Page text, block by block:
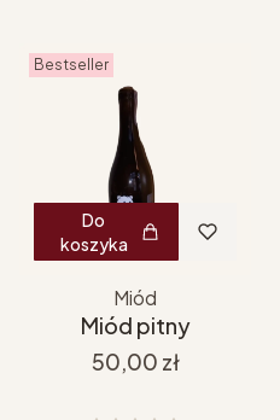
Bestseller
Do
koszyka
Miód
Miód pitny
Cena
50,00 zł